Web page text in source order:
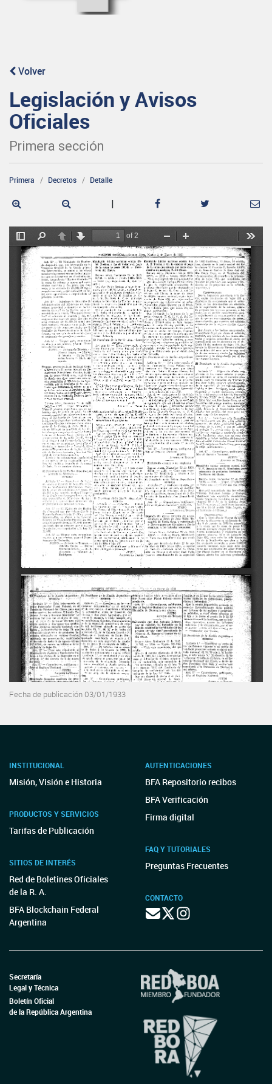
Volver
Legislación y Avisos
Oficiales
Primera sección
Primera Decretos Detalle
|
Fecha de publicación 03/01/1933
INSTITUCIONAL
Misión, Visión e Historia
PRODUCTOS Y SERVICIOS
Tarifas de Publicación
SITIOS DE INTERÉS
Red de Boletines Oficiales
de la R. A.
BFA Blockchain Federal
Argentina
AUTENTICACIONES
BFA Repositorio recibos
BFA Verificación
Firma digital
FAQ Y TUTORIALES
Preguntas Frecuentes
CONTACTO
Secretaría
Legal y Técnica
Boletín Oficial
de la República Argentina